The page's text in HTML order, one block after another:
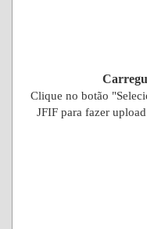
Clique no botão
JFIF para fazer